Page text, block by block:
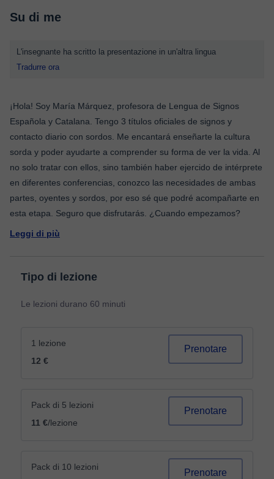
Su di me
L'insegnante ha scritto la presentazione in un'altra lingua
Tradurre ora
¡Hola! Soy María Márquez, profesora de Lengua de Signos
Española y Catalana. Tengo 3 títulos oficiales de signos y
contacto diario con sordos. Me encantará enseñarte la cultura
sorda y poder ayudarte a comprender su forma de ver la vida. Al
no solo tratar con ellos, sino también haber ejercido de intérprete
en diferentes conferencias, conozco las necesidades de ambas
partes, oyentes y sordos, por eso sé que podré acompañarte en
Leggi di più
Tipo di lezione
Le lezioni durano 60 minuti
1 lezione
12 €
Prenotare
Pack di 5 lezioni
11 €/lezione
Prenotare
Pack di 10 lezioni
Prenotare